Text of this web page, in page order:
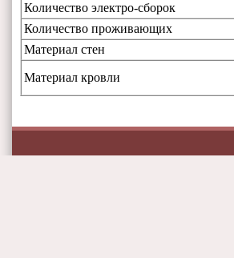
Количество электро-сборок
Количество проживающих
Материал стен
Материал кровли